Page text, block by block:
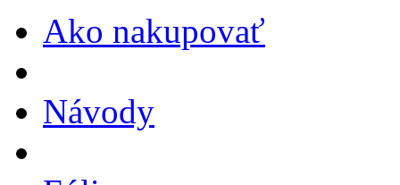
Ako nakupovať
Návody